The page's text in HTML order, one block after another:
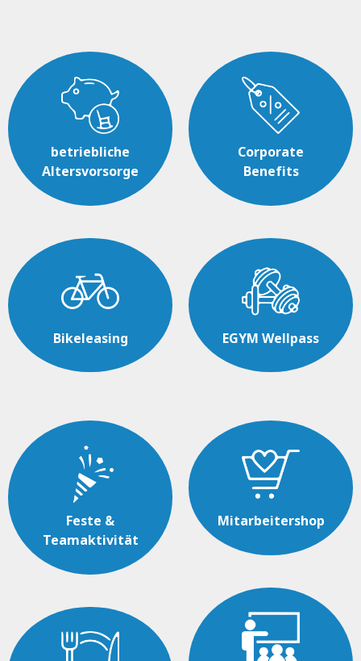
betriebliche
Altersvorsorge
Bikeleasing
Corporate
Benefits
EGYM Wellpass
Feste &
Teamaktivität
Mitarbeitershop